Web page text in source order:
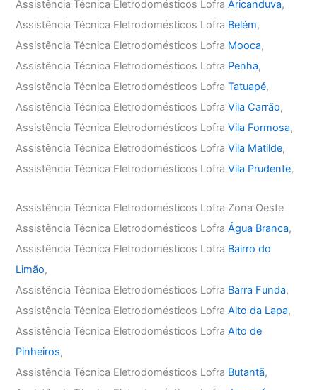
Assistência Técnica Eletrodomésticos LofraAricanduva,
Assistência Técnica Eletrodomésticos Lofra Belém,
Assistência Técnica Eletrodomésticos Lofra Mooca,
Assistência Técnica Eletrodomésticos Lofra Penha,
Assistência Técnica Eletrodomésticos LofraTatuapé,
Assistência Técnica Eletrodomésticos LofraVila Carrão,
Assistência Técnica Eletrodomésticos LofraVila Formosa,
Assistência Técnica Eletrodomésticos LofraVila Matilde,
Assistência Técnica Eletrodomésticos LofraVila Prudente,
Assistência Técnica Eletrodomésticos Lofra Zona Oeste
Assistência Técnica Eletrodomésticos LofraÁgua Branca,
Assistência Técnica Eletrodomésticos Lofra Bairro do
Limão,
Assistência Técnica Eletrodomésticos Lofra Barra Funda,
Assistência Técnica Eletrodomésticos LofraAlto da Lapa,
Assistência Técnica Eletrodomésticos LofraAlto de
Pinheiros,
Assistência Técnica Eletrodomésticos Lofra Butantã,